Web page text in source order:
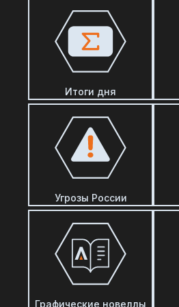
Итоги дня
Угрозы России
Графические новеллы